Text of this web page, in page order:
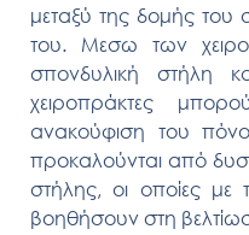
μεταξύ της δομής του
του. Μεσω των
σπονδυλική στήλη
χειροπράκτες
ανακούφιση του
προκαλούνται από
στήλης, οι οποίες
βοηθήσουν στη